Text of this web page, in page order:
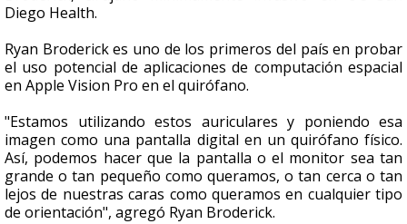
Diego Health.
Ryan Broderick es uno de los primeros del país en probar
el uso potencial de aplicaciones de computación espacial
en Apple Vision Pro en el quirófano.
"Estamos utilizando estos auriculares y poniendo esa
imagen como una pantalla digital en un quirófano físico.
Así, podemos hacer que la pantalla o el monitor sea tan
grande o tan pequeño como queramos, o tan cerca o tan
lejos de nuestras caras como queramos en cualquier tipo
de orientación", agregó Ryan Broderick.